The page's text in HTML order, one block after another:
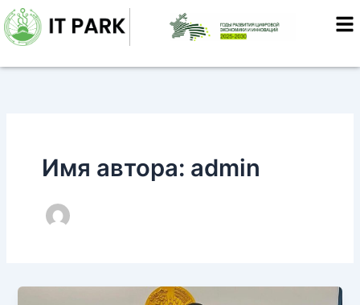
Перейти
к
содержимому
Имя автора: admin